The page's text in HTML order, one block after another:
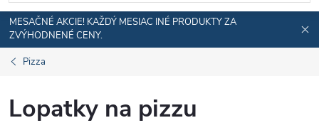
MESAČNÉ AKCIE! KAŽDÝ MESIAC INÉ PRODUKTY ZA
ZVÝHODNENÉ CENY.
Pizza
Lopatky na pizzu